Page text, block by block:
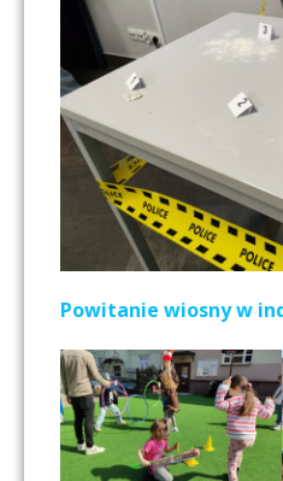
Powitanie wiosny w